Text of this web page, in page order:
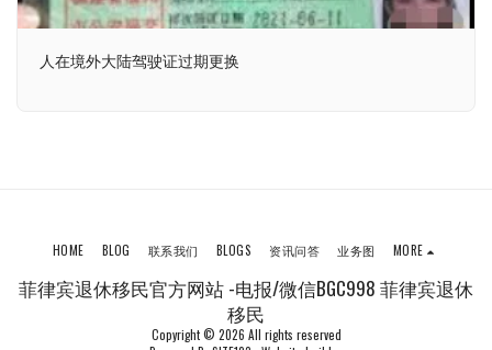
人在境外大陆驾驶证过期更换
菲律宾退休移民官方网站 -电报/微信BGC998 菲律宾退休
移民
Copyright © 2026 All rights reserved
HOME BLOG 联系我们 BLOGS 资讯问答 业务图 MORE